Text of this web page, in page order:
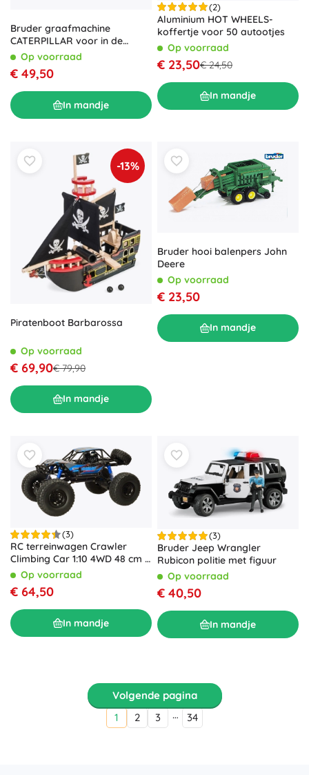
Bruder graafmachine
CATERPILLAR voor in de
zandbak
Op voorraad
€ 49,50
In mandje
(2)
Aluminium HOT WHEELS-
koffertje voor 50 autootjes
Op voorraad
€ 23,50€ 24,50
In mandje
-13%
Piratenboot Barbarossa
Op voorraad
€ 69,90€ 79,90
In mandje
Bruder hooi balenpers John
Deere
Op voorraad
€ 23,50
In mandje
(3)
RC terreinwagen Crawler
Climbing Car 1:10 4WD 48 cm –
Blauw
Op voorraad
€ 64,50
In mandje
(3)
Bruder Jeep Wrangler
Rubicon politie met figuur
Op voorraad
€ 40,50
In mandje
Volgende pagina
1
2 3 … 34